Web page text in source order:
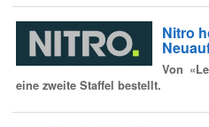
Nitro
Von
eine zweite Staffel bestellt.